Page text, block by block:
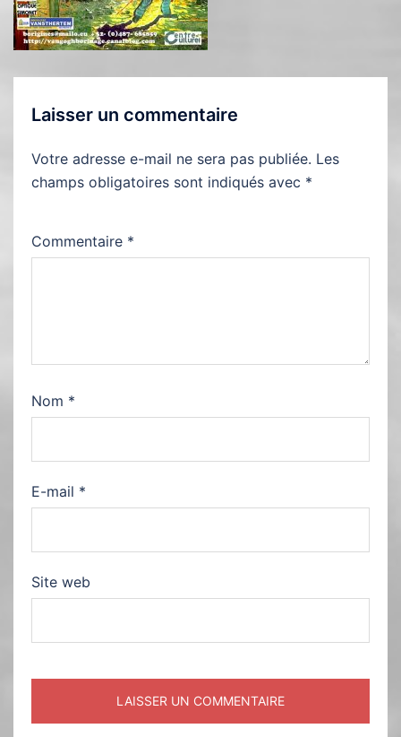
Laisser un commentaire
Votre adresse e-mail ne sera pas publiée. Les
champs obligatoires sont indiqués avec *
Commentaire *
Nom *
E-mail *
Site web